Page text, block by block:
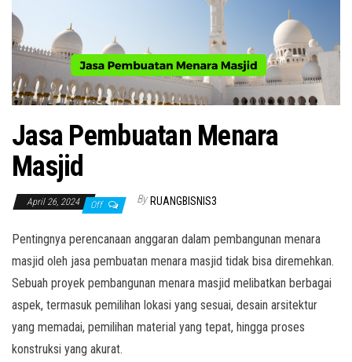
Jasa Pembuatan Menara
Masjid
April 26, 2024 Off By RUANGBISNIS3
Pentingnya perencanaan anggaran dalam pembangunan menara
masjid oleh jasa pembuatan menara masjid tidak bisa diremehkan.
Sebuah proyek pembangunan menara masjid melibatkan berbagai
aspek, termasuk pemilihan lokasi yang sesuai, desain arsitektur
yang memadai, pemilihan material yang tepat, hingga proses
konstruksi yang akurat.